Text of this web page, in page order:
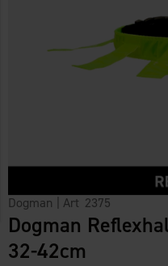
Dogman | Art 2375
Dogman
32-42cm